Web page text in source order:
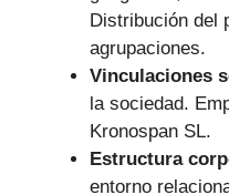
Distribución del
agrupaciones.
Vinculaciones
la sociedad.
Kronospan SL.
Estructura
entorno